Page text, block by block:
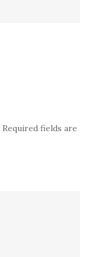
Required fields are